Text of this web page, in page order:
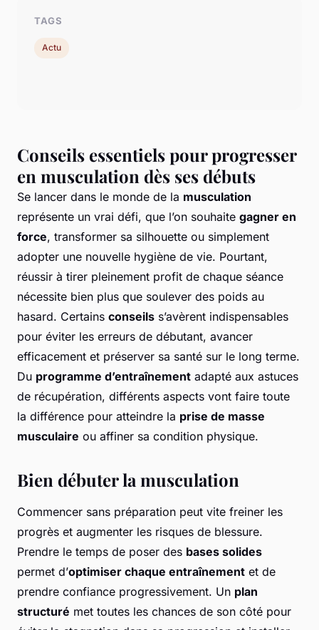
Conseils essentiels pour progresser
en musculation dès ses débuts
Se lancer dans le monde de la musculation
représente un vrai défi, que l’on souhaite gagner en
force, transformer sa silhouette ou simplement
adopter une nouvelle hygiène de vie. Pourtant,
réussir à tirer pleinement profit de chaque séance
nécessite bien plus que soulever des poids au
hasard. Certains conseils s’avèrent indispensables
pour éviter les erreurs de débutant, avancer
efficacement et préserver sa santé sur le long terme.
Du programme d’entraînement adapté aux astuces
de récupération, différents aspects vont faire toute
la différence pour atteindre la prise de masse
musculaire ou affiner sa condition physique.
Bien débuter la musculation
Commencer sans préparation peut vite freiner les
progrès et augmenter les risques de blessure.
Prendre le temps de poser des bases solides
permet d’optimiser chaque entraînement et de
prendre confiance progressivement. Un plan
structuré met toutes les chances de son côté pour
TAGS
Actu